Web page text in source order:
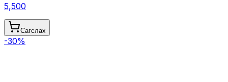
5,500
Сагслах
-30%